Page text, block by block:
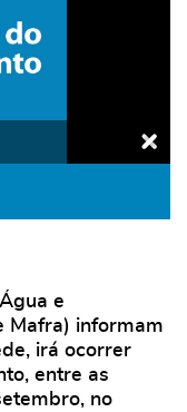
e
Mafra) informam
irá ocorrer
entre as
no